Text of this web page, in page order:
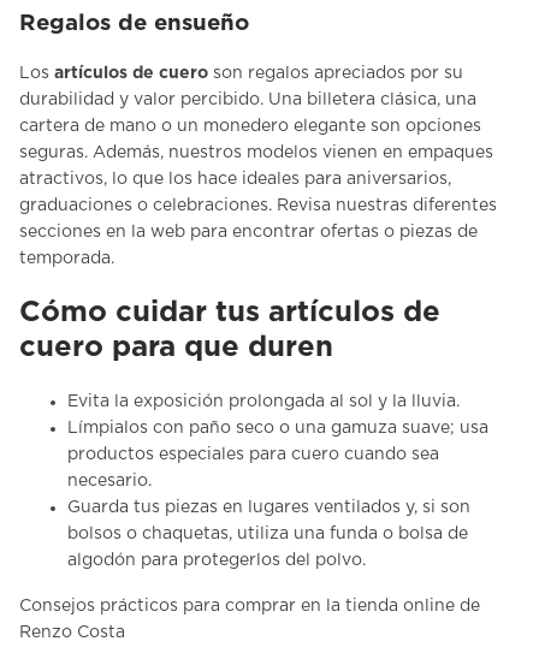
Regalos de ensueño
Los artículos de cuero son regalos apreciados por su
durabilidad y valor percibido. Una billetera clásica, una
cartera de mano o un monedero elegante son opciones
seguras. Además, nuestros modelos vienen en empaques
atractivos, lo que los hace ideales para aniversarios,
graduaciones o celebraciones. Revisa nuestras diferentes
secciones en la web para encontrar ofertas o piezas de
temporada.
Cómo cuidar tus artículos de
cuero para que duren
Evita la exposición prolongada al sol y la lluvia.
Límpialos con paño seco o una gamuza suave; usa
productos especiales para cuero cuando sea
necesario.
Guarda tus piezas en lugares ventilados y, si son
bolsos o chaquetas, utiliza una funda o bolsa de
algodón para protegerlos del polvo.
Consejos prácticos para comprar en la tienda online de
Renzo Costa